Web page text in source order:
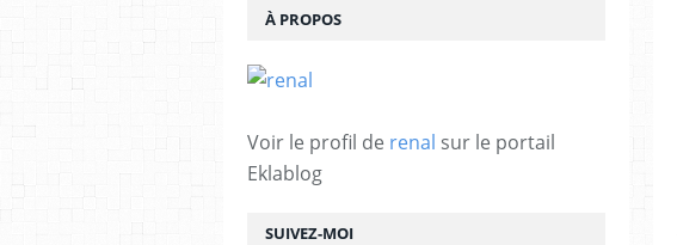
SUIVEZ-MOI
À PROPOS
Voir le profil de renal sur le portail
Eklablog